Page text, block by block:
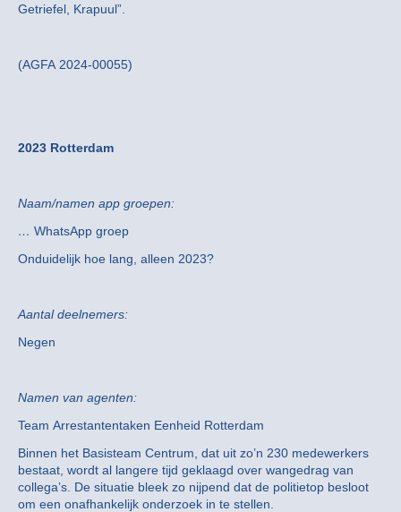
Getriefel, Krapuul”.
(AGFA 2024-00055)
2023 Rotterdam
Naam/namen app groepen:
… WhatsApp groep
Onduidelijk hoe lang, alleen 2023?
Aantal deelnemers:
Negen
Namen van agenten:
Team Arrestantentaken Eenheid Rotterdam
Binnen het Basisteam Centrum, dat uit zo’n 230 medewerkers
bestaat, wordt al langere tijd geklaagd over wangedrag van
collega’s. De situatie bleek zo nijpend dat de politietop besloot
om een onafhankelijk onderzoek in te stellen.